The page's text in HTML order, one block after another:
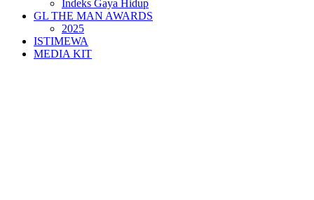
Indeks Gaya Hidup
GL THE MAN AWARDS
2025
ISTIMEWA
MEDIA KIT